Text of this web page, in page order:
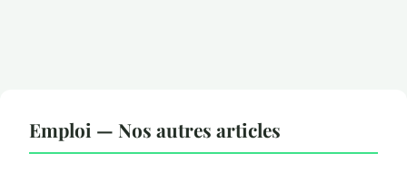
Emploi — Nos autres articles